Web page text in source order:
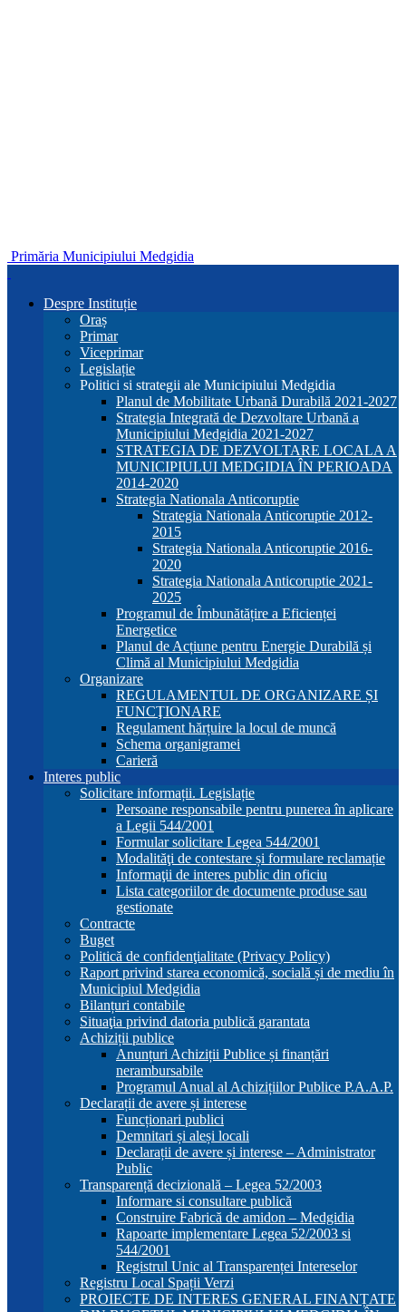
Primăria Municipiului Medgidia
Despre Instituție
Oraș
Primar
Viceprimar
Legislație
Politici si strategii ale Municipiului Medgidia
Planul de Mobilitate Urbană Durabilă 2021-2027
Strategia Integrată de Dezvoltare Urbană a
Municipiului Medgidia 2021-2027
STRATEGIA DE DEZVOLTARE LOCALA A
MUNICIPIULUI MEDGIDIA ÎN PERIOADA
2014-2020
Strategia Nationala Anticoruptie
Strategia Nationala Anticoruptie 2012-
2015
Strategia Nationala Anticoruptie 2016-
2020
Strategia Nationala Anticoruptie 2021-
2025
Programul de Îmbunătățire a Eficienței
Energetice
Planul de Acțiune pentru Energie Durabilă și
Climă al Municipiului Medgidia
Organizare
REGULAMENTUL DE ORGANIZARE ȘI
FUNCŢIONARE
Regulament hărțuire la locul de muncă
Schema organigramei
Carieră
Interes public
Solicitare informații. Legislație
Persoane responsabile pentru punerea în aplicare
a Legii 544/2001
Formular solicitare Legea 544/2001
Modalităţi de contestare și formulare reclamație
Informaţii de interes public din oficiu
Lista categoriilor de documente produse sau
gestionate
Contracte
Buget
Politică de confidenţialitate (Privacy Policy)
Raport privind starea economică, socială și de mediu în
Municipiul Medgidia
Bilanțuri contabile
Situaţia privind datoria publică garantata
Achiziții publice
Anunțuri Achiziții Publice și finanțări
nerambursabile
Programul Anual al Achizițiilor Publice P.A.A.P.
Declarații de avere și interese
Funcționari publici
Demnitari și aleși locali
Declarații de avere și interese – Administrator
Public
Transparență decizională – Legea 52/2003
Informare si consultare publică
Construire Fabrică de amidon – Medgidia
Rapoarte implementare Legea 52/2003 si
544/2001
Registrul Unic al Transparenței Intereselor
Registru Local Spații Verzi
PROIECTE DE INTERES GENERAL FINANȚATE